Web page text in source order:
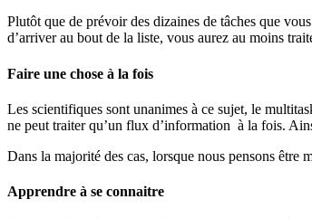
Plutôt que de prévoir des dizaines de tâches que
d’arriver au bout de la liste, vous aurez au moins
Faire une chose à la fois
Les scientifiques sont unanimes à ce sujet, le
ne peut traiter qu’un flux d’information à la fois.
Dans la majorité des cas, lorsque nous pensons être
Apprendre à se connaitre